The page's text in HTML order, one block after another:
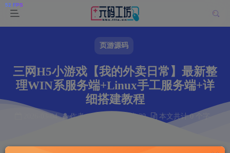
页游源码
三网H5小游戏【我的外卖日常】最新整
理WIN系服务端+Linux手工服务端+详
细搭建教程
2026-03-04 作者： 韩羽 阅读 39
本文共计 0 个字